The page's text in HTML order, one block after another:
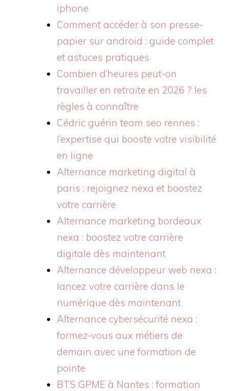
iphone
Comment accéder à son presse-
papier sur android : guide complet
et astuces pratiques
Combien d’heures peut-on
travailler en retraite en 2026 ? les
règles à connaître
Cédric guérin team seo rennes :
l’expertise qui booste votre visibilité
en ligne
Alternance marketing digital à
paris : rejoignez nexa et boostez
votre carrière
Alternance marketing bordeaux
nexa : boostez votre carrière
digitale dès maintenant
Alternance développeur web nexa :
lancez votre carrière dans le
numérique dès maintenant
Alternance cybersécurité nexa :
formez-vous aux métiers de
demain avec une formation de
pointe
BTS GPME à Nantes : formation